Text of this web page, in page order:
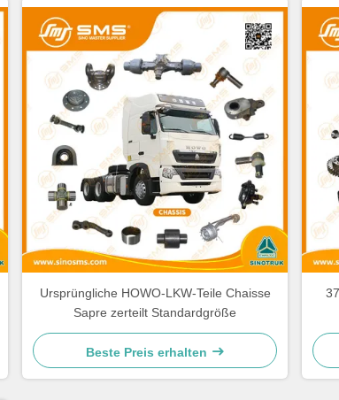
Ursprüngliche HOWO-LKW-Teile Chaisse
Sapre zerteilt Standardgröße
Beste Preis erhalten